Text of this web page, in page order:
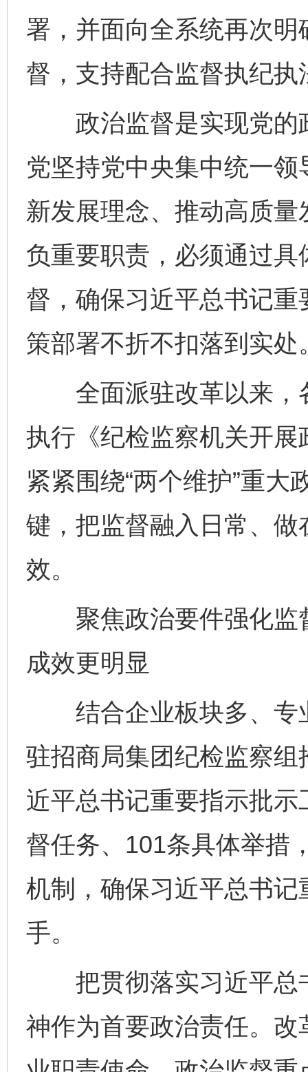
署，并面向全系统再次
督，支持配合监督执纪执
政治监督是实现党的
党坚持党中央集中统一
新发展理念、推动高质
负重要职责，必须通过
督，确保习近平总书记
策部署不折不扣落到实处
全面派驻改革以来，
执行《纪检监察机关开
紧紧围绕“两个维护”重
键，把监督融入日常、
效。
聚焦政治要件强化监
成效更明显
结合企业板块多、专
驻招商局集团纪检监察
近平总书记重要指示批
督任务、101条具体举措
机制，确保习近平总书
手。
把贯彻落实习近平总
神作为首要政治责任。